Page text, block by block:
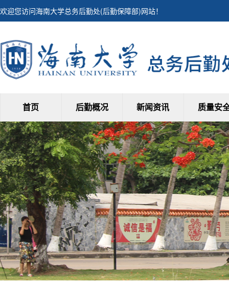
欢迎您访问海南大学总务后勤处(后勤保障部)网站！
首页 后勤概况 新闻资讯 质量安